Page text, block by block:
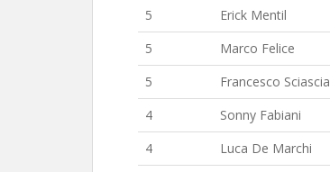
5
Erick Mentil
5
Marco Felice
5
Francesco Sciascia
4
Sonny Fabiani
4
Luca De Marchi